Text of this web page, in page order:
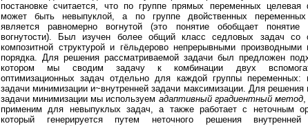
постановке считается, что по группе прямых переменных целевая
может быть невыпуклой, а по группе двойственных
является равномерно вогнутой (это понятие обобщает понятие
вогнутости). Был изучен более общий класс седловых задач со
композитной структурой и гёльдерово непрерывными производными
порядка. Для решения рассматриваемой задачи был предложен
котором мы сводим задачу к комбинации двух
оптимизационных задач отдельно для каждой группы переменных:
задачи минимизации и~внутренней задачи максимизации. Для решения
задачи минимизации мы используем адаптивный градиентный метод,
применим для невыпуклых задач, а также работает с неточным
который генерируется путем неточного решения внутренней